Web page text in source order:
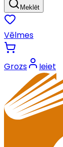
Meklēt
Vēlmes
Grozs Ieiet